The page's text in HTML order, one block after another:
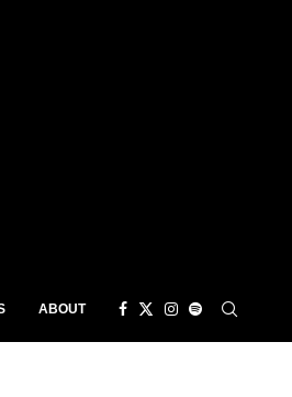
ABOUT